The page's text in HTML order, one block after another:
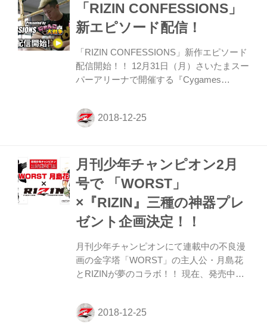
磨きをかけながら、対戦相手の朝倉未来を
「クレバーでよく研究をしている選手」だ
と評価。「総合格闘技ではなく、MMAとい
う新しい競技に取り組んでいるので新鮮で
す」と新人選手のように目を輝かせて話
す。格闘家として大晦日の舞台に立てる喜
「RIZIN CONFESSIONS」
新エピソード配信！
「RIZIN CONFESSIONS」新作エピソード
配信開始！！ 12月31日（月）さいたまスー
パーアリーナで開催する『Cygames
配信。フロイド・メイウェザーと試合を行
う那須川天心のアメリカ武者修行に密着！
住でRIZIN初参戦の佐々木憂流迦が登場。
彼が望む対戦相手とは⁉ さらに那須川天心
のアメリカで行われた公開練習、フロイ
ド・メイウェザーとの記者会見の舞台裏に
も密着。 選手それぞれがどのような思いで
試合に臨み、試合の分析、日々の練習。さ
らに家族や恩師...
月刊少年チャンピオン2月
号で 「WORST」
×『RIZIN』三種の神器プレ
ゼント企画決定！！
月刊少年チャンピオンにて連載中の不良漫
画の金字塔「WORST」の主人公・月島花
とRIZINが夢のコラボ！！ 現在、発売中の
（2019年1月4日発売）で2号連続
「WORST月島花 × RIZIN」超BIGコラボポ